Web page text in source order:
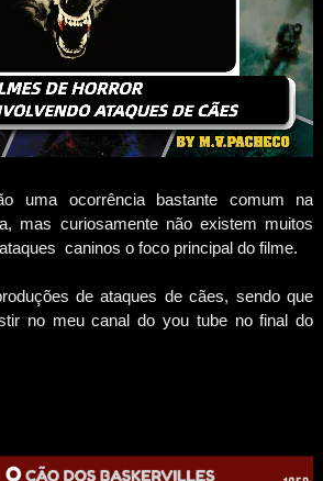
uma ocorrência bastante comum na
mas curiosamente não existem muitos
caninos o foco principal do filme.
de ataques de cães, sendo que
no meu canal do you tube no final do